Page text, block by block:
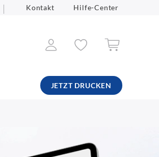
Kontakt Hilfe-Center
JETZT DRUCKEN